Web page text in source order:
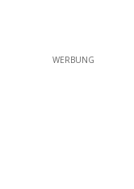
WERBUNG